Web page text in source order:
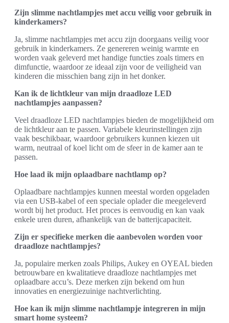
Zijn slimme nachtlampjes met accu veilig voor gebruik in
kinderkamers?
Ja, slimme nachtlampjes met accu zijn doorgaans veilig voor
gebruik in kinderkamers. Ze genereren weinig warmte en
worden vaak geleverd met handige functies zoals timers en
dimfunctie, waardoor ze ideaal zijn voor de veiligheid van
kinderen die misschien bang zijn in het donker.
Kan ik de lichtkleur van mijn draadloze LED
nachtlampjes aanpassen?
Veel draadloze LED nachtlampjes bieden de mogelijkheid om
de lichtkleur aan te passen. Variabele kleurinstellingen zijn
vaak beschikbaar, waardoor gebruikers kunnen kiezen uit
warm, neutraal of koel licht om de sfeer in de kamer aan te
passen.
Hoe laad ik mijn oplaadbare nachtlamp op?
Oplaadbare nachtlampjes kunnen meestal worden opgeladen
via een USB-kabel of een speciale oplader die meegeleverd
wordt bij het product. Het proces is eenvoudig en kan vaak
enkele uren duren, afhankelijk van de batterijcapaciteit.
Zijn er specifieke merken die aanbevolen worden voor
draadloze nachtlampjes?
Ja, populaire merken zoals Philips, Aukey en OYEAL bieden
betrouwbare en kwalitatieve draadloze nachtlampjes met
oplaadbare accu’s. Deze merken zijn bekend om hun
innovaties en energiezuinige nachtverlichting.
Hoe kan ik mijn slimme nachtlampje integreren in mijn
smart home systeem?